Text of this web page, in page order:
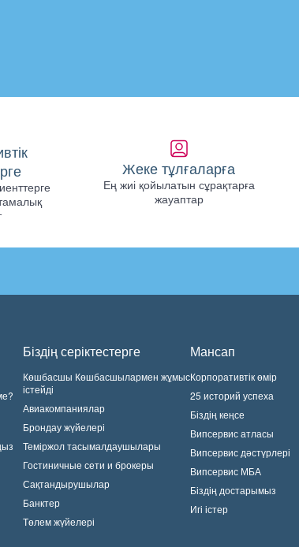
Жеке тұлғаларға
Ең жиі қойылатын сұрақтарға
жауаптар
Біздің серіктестерге
Көшбасшы Көшбасшылармен жұмыс
істейді
Авиакомпаниялар
Брондау жүйелері
Теміржол тасымалдаушылары
Гостиничные сети и брокеры
Сақтандырушылар
Банктер
Төлем жүйелері
Мансап
Корпоративтік өмір
25 историй успеха
Біздің кеңсе
Випсервис атласы
Випсервис дәстүрлері
Випсервис МБА
Біздің достарымыз
Игі істер